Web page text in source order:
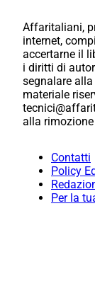
Affaritaliani,
internet,
accertarne il
i diritti di
segnalare alla
materiale
alla
Contatti
Policy
Per la